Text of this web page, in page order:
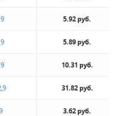
5.92 руб.
5.89 руб.
10.31 руб.
31.82 руб.
3.62 руб.